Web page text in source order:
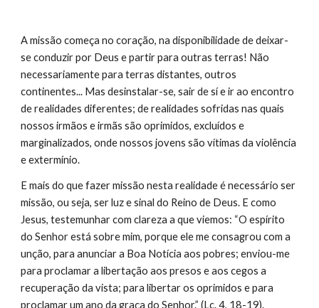
A missão começa no coração, na disponibilidade de deixar-
se conduzir por Deus e partir para outras terras! Não
necessariamente para terras distantes, outros
continentes... Mas desinstalar-se, sair de sí e ir ao encontro
de realidades diferentes; de realidades sofridas nas quais
nossos irmãos e irmãs são oprimidos, excluídos e
marginalizados, onde nossos jovens são vítimas da violência
e extermínio.
E mais do que fazer missão nesta realidade é necessário ser
missão, ou seja, ser luz e sinal do Reino de Deus. E como
Jesus, testemunhar com clareza a que viemos: “O espírito
do Senhor está sobre mim, porque ele me consagrou com a
unção, para anunciar a Boa Notícia aos pobres; enviou-me
para proclamar a libertação aos presos e aos cegos a
recuperação da vista; para libertar os oprimidos e para
proclamar um ano da graça do Senhor.” (Lc. 4, 18-19).